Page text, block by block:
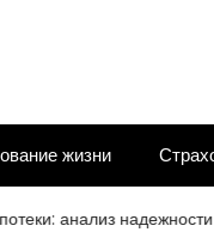
жизни
надежности и